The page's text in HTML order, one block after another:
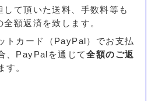
して頂いた送料、手数料等も
額返済を致します。
トカード（PayPal）でお支払
、PayPalを通じて全額のご返
す。